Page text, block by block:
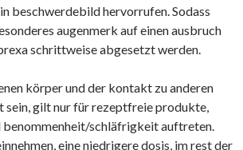
beschwerdebild hervorrufen. Sodass
augenmerk auf einen ausbruch
schrittweise abgesetzt werden.
körper und der kontakt zu anderen
sein, gilt nur für rezeptfreie produkte,
schläfrigkeit auftreten.
eine niedrigere dosis, im rest der